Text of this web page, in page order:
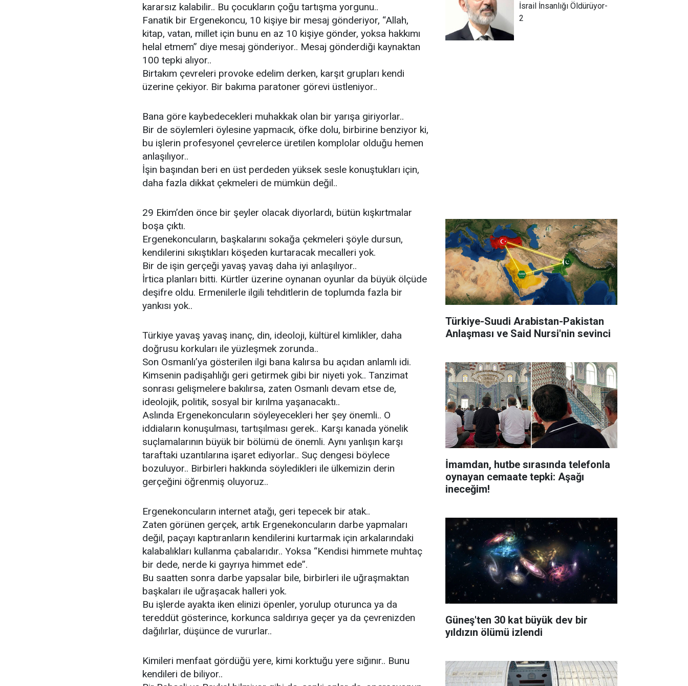
kararsız kalabilir.. Bu çocukların çoğu tartışma yorgunu..
Fanatik bir Ergenekoncu, 10 kişiye bir mesaj gönderiyor, “Allah,
kitap, vatan, millet için bunu en az 10 kişiye gönder, yoksa hakkımı
helal etmem” diye mesaj gönderiyor.. Mesaj gönderdiği kaynaktan
100 tepki alıyor..
Birtakım çevreleri provoke edelim derken, karşıt grupları kendi
üzerine çekiyor. Bir bakıma paratoner görevi üstleniyor..
Bana göre kaybedecekleri muhakkak olan bir yarışa giriyorlar..
Bir de söylemleri öylesine yapmacık, öfke dolu, birbirine benziyor ki,
bu işlerin profesyonel çevrelerce üretilen komplolar olduğu hemen
anlaşılıyor..
İşin başından beri en üst perdeden yüksek sesle konuştukları için,
daha fazla dikkat çekmeleri de mümkün değil..
29 Ekim’den önce bir şeyler olacak diyorlardı, bütün kışkırtmalar
boşa çıktı.
Ergenekoncuların, başkalarını sokağa çekmeleri şöyle dursun,
kendilerini sıkıştıkları köşeden kurtaracak mecalleri yok.
Bir de işin gerçeği yavaş yavaş daha iyi anlaşılıyor..
İrtica planları bitti. Kürtler üzerine oynanan oyunlar da büyük ölçüde
deşifre oldu. Ermenilerle ilgili tehditlerin de toplumda fazla bir
yankısı yok..
Türkiye yavaş yavaş inanç, din, ideoloji, kültürel kimlikler, daha
doğrusu korkuları ile yüzleşmek zorunda..
Son Osmanlı’ya gösterilen ilgi bana kalırsa bu açıdan anlamlı idi.
Kimsenin padişahlığı geri getirmek gibi bir niyeti yok.. Tanzimat
sonrası gelişmelere bakılırsa, zaten Osmanlı devam etse de,
ideolojik, politik, sosyal bir kırılma yaşanacaktı..
Aslında Ergenekoncuların söyleyecekleri her şey önemli.. O
iddiaların konuşulması, tartışılması gerek.. Karşı kanada yönelik
suçlamalarının büyük bir bölümü de önemli. Aynı yanlışın karşı
taraftaki uzantılarına işaret ediyorlar.. Suç dengesi böylece
bozuluyor.. Birbirleri hakkında söyledikleri ile ülkemizin derin
gerçeğini öğrenmiş oluyoruz..
Ergenekoncuların internet atağı, geri tepecek bir atak..
Zaten görünen gerçek, artık Ergenekoncuların darbe yapmaları
değil, paçayı kaptıranların kendilerini kurtarmak için arkalarındaki
kalabalıkları kullanma çabalarıdır.. Yoksa “Kendisi himmete muhtaç
bir dede, nerde ki gayrıya himmet ede”.
Bu saatten sonra darbe yapsalar bile, birbirleri ile uğraşmaktan
başkaları ile uğraşacak halleri yok.
Bu işlerde ayakta iken elinizi öpenler, yorulup oturunca ya da
tereddüt gösterince, korkunca saldırıya geçer ya da çevrenizden
dağılırlar, düşünce de vururlar..
Kimileri menfaat gördüğü yere, kimi korktuğu yere sığınır.. Bunu
kendileri de biliyor..
İsrail İnsanlığı Öldürüyor-
2
Türkiye-Suudi Arabistan-Pakistan
Anlaşması ve Said Nursi'nin sevinci
İmamdan, hutbe sırasında telefonla
oynayan cemaate tepki: Aşağı
ineceğim!
Güneş'ten 30 kat büyük dev bir
yıldızın ölümü izlendi